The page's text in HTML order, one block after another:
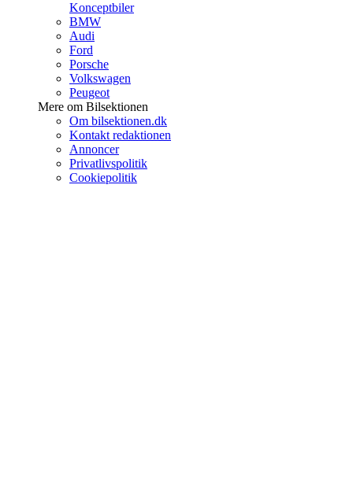
Konceptbiler
BMW
Audi
Ford
Porsche
Volkswagen
Peugeot
Mere om Bilsektionen
Om bilsektionen.dk
Kontakt redaktionen
Annoncer
Privatlivspolitik
Cookiepolitik